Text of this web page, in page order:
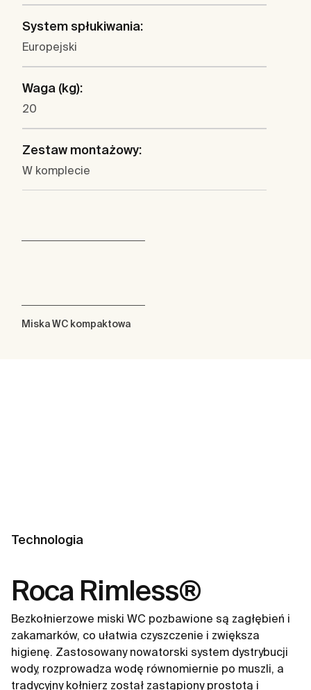
System spłukiwania:
Europejski
Waga (kg):
20
Zestaw montażowy:
W komplecie
Miska WC kompaktowa
Technologia
Roca Rimless®
Bezkołnierzowe miski WC pozbawione są zagłębień i
zakamarków, co ułatwia czyszczenie i zwiększa
higienę. Zastosowany nowatorski system dystrybucji
wody, rozprowadza wodę równomiernie po muszli, a
tradycyjny kołnierz został zastąpiony prostotą i